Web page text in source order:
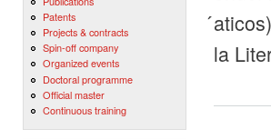
Patents
Projects & contracts
Spin-off company
Organized events
Doctoral programme
Official master
Continuous training
la